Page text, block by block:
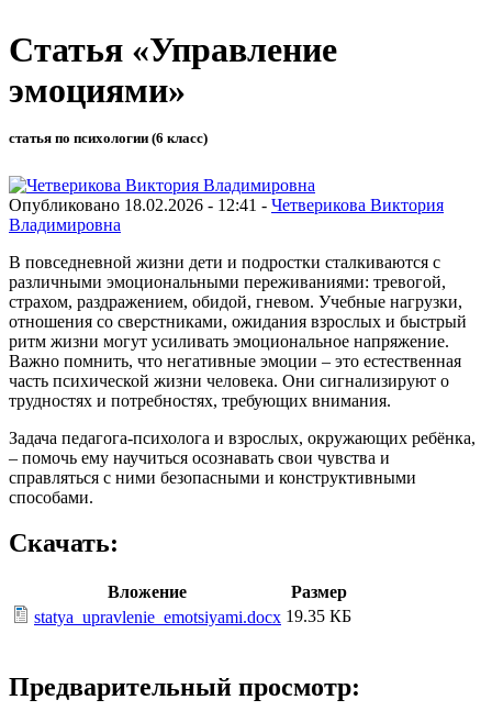
Статья «Управление
эмоциями»
статья по психологии (6 класс)
Опубликовано 18.02.2026 - 12:41 - Четверикова Виктория
Владимировна
В повседневной жизни дети и подростки сталкиваются с
различными эмоциональными переживаниями: тревогой,
страхом, раздражением, обидой, гневом. Учебные нагрузки,
отношения со сверстниками, ожидания взрослых и быстрый
ритм жизни могут усиливать эмоциональное напряжение.
Важно помнить, что негативные эмоции – это естественная
часть психической жизни человека. Они сигнализируют о
трудностях и потребностях, требующих внимания.
Задача педагога-психолога и взрослых, окружающих ребёнка,
– помочь ему научиться осознавать свои чувства и
справляться с ними безопасными и конструктивными
способами.
Скачать:
Вложение
Размер
statya_upravlenie_emotsiyami.docx 19.35 КБ
Предварительный просмотр: